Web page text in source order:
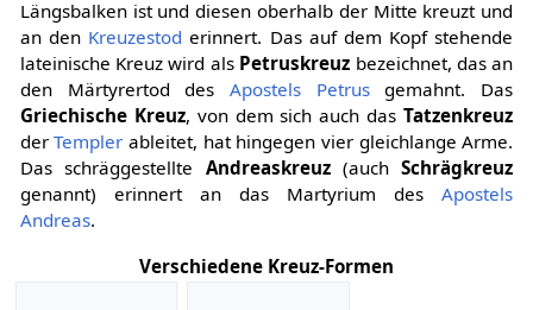
Längsbalken ist und diesen oberhalb der Mitte kreuzt und
an den Kreuzestod erinnert. Das auf dem Kopf stehende
lateinische Kreuz wird als Petruskreuz bezeichnet, das an
den Märtyrertod des Apostels Petrusgemahnt. Das
Griechische Kreuz, von dem sich auch dasTatzenkreuz
derTempler ableitet, hat hingegen vier gleichlange Arme.
Das schräggestellte Andreaskreuz(auchSchrägkreuz
genannt) erinnert an das Martyrium desApostels
Andreas.
Verschiedene Kreuz-Formen